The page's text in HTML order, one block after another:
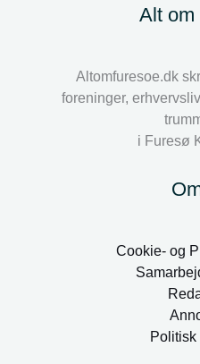
Alt om
Altomfuresoe.dk
foreninger,
i Furesø
Cookie- og
Politisk